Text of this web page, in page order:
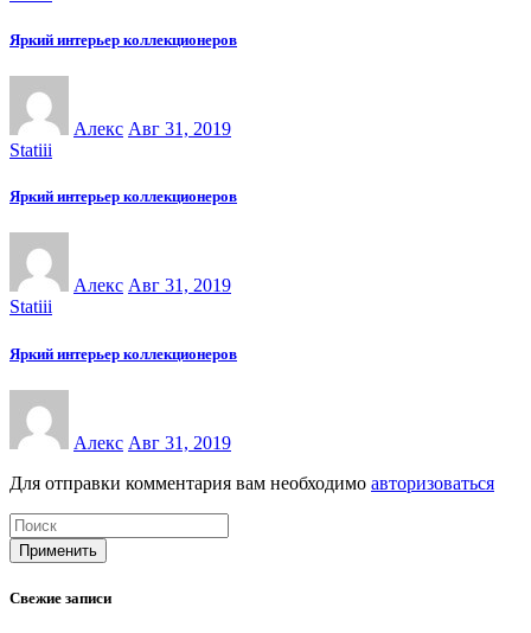
Яркий интерьер коллекционеров
Алекс Авг 31, 2019
Statiii
Яркий интерьер коллекционеров
Алекс Авг 31, 2019
Statiii
Яркий интерьер коллекционеров
Алекс Авг 31, 2019
Для отправки комментария вам необходимо авторизоваться
Применить
Свежие записи